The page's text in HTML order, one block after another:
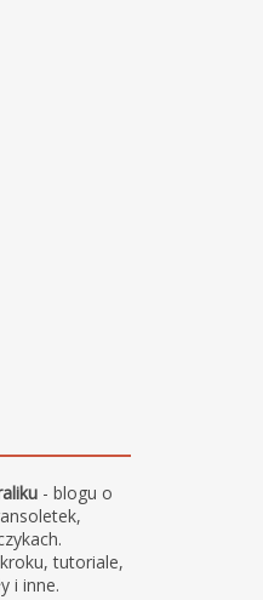
- blogu o
tutoriale,
i inne.